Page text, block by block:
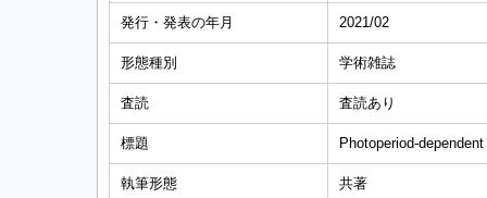
発行・発表の年月 2021/02
形態種別 学術雑誌
査読 査読あり
標題 Photoperiod-
執筆形態 共著